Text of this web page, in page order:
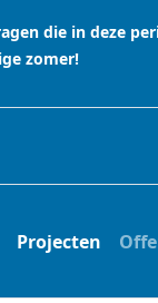
die in deze
zomer!
Projecten